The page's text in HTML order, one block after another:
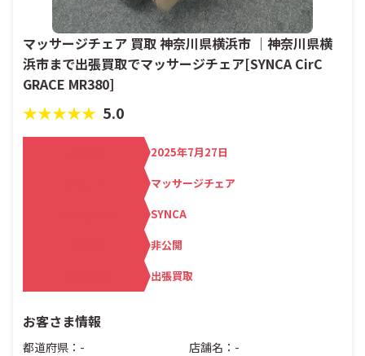
マッサージチェア 買取 神奈川県横浜市 ｜神奈川県横
浜市まで出張買取でマッサージチェア[SYNCA CirC
GRACE MR380]
★★★★★ 5.0
2025年7月27日
マッサージチェア
SYNCA
非公開
出張買取
お客さま情報
都道府県：-
店舗名：-